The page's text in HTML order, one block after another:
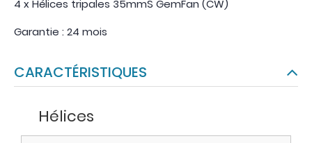
4 x Hélices tripales 35mmS GemFan (CW)
Garantie : 24 mois
CARACTÉRISTIQUES
Hélices